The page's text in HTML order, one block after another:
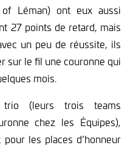
Léman) ont eux aussi
27 points de retard, mais
un peu de réussite, ils
sur le fil une couronne qui
mois.
(leurs trois teams
chez les Équipes),
les places d’honneur